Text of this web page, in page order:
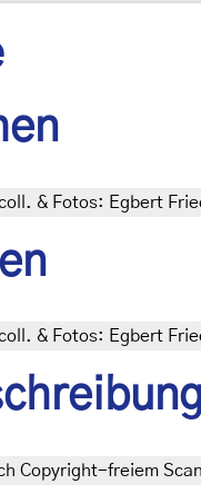
& Fotos: Egbert
& Fotos: Egbert
Copyright-freiem